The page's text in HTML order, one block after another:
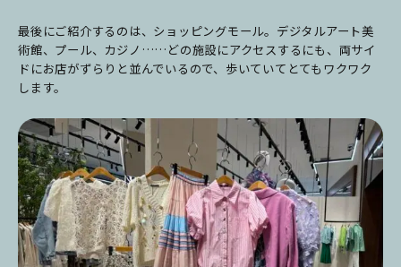
最後にご紹介するのは、ショッピングモール。デジタルアート美
術館、プール、カジノ……どの施設にアクセスするにも、両サイ
ドにお店がずらりと並んでいるので、歩いていてとてもワクワク
します。